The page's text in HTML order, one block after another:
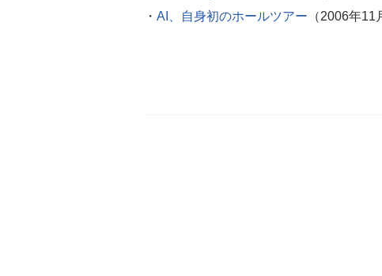
・ AI、自身初のホールツアー （2006年11